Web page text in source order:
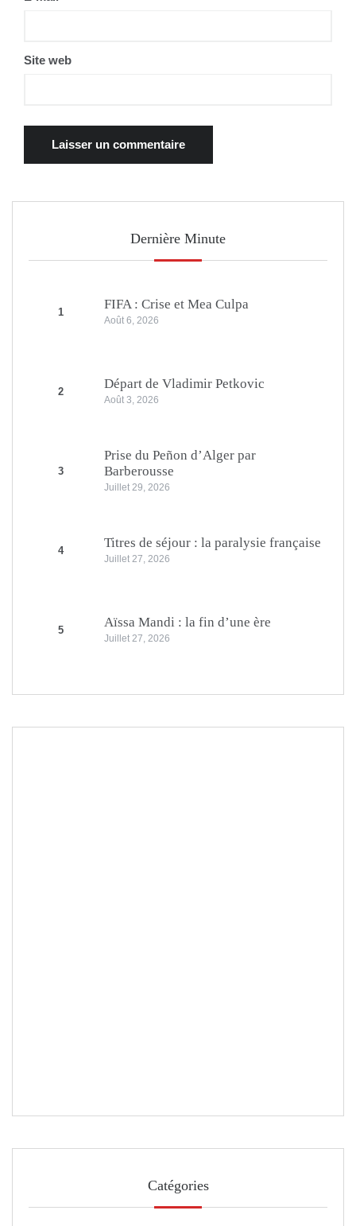
Site web
Dernière Minute
1
FIFA : Crise et Mea Culpa
Août 6, 2026
2
Départ de Vladimir Petkovic
Août 3, 2026
3
Prise du Peñon d’Alger par
Barberousse
Juillet 29, 2026
4
Titres de séjour : la paralysie française
Juillet 27, 2026
5
Aïssa Mandi : la fin d’une ère
Juillet 27, 2026
Catégories